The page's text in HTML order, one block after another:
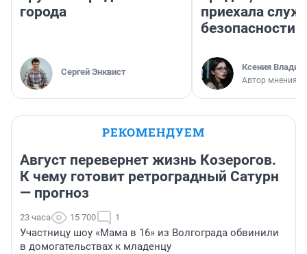
города
Сергей Энквист
приехала
безопасности
Ксения
Автор мнения
РЕКОМЕНДУЕМ
Август перевернет жизнь Козерогов.
К чему готовит ретроградный Сатурн
— прогноз
23 часа 15 700 1
Участницу шоу «Мама в 16» из Волгограда обвинили
в домогательствах к младенцу